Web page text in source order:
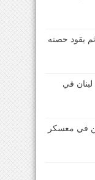
يقود حصته
لبنان في
في معسكر